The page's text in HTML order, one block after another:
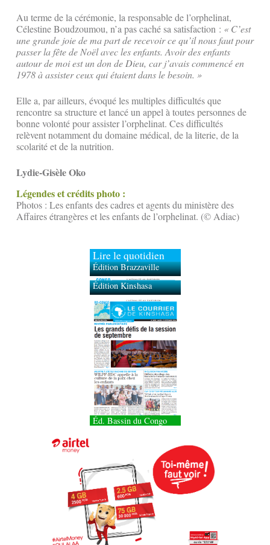
Au terme de la cérémonie, la responsable de l’orphelinat,
Célestine Boudzoumou, n’a pas caché sa satisfaction : « C’est
une grande joie de ma part de recevoir ce qu’il nous faut pour
passer la fête de Noël avec les enfants. Avoir des enfants
autour de moi est un don de Dieu, car j’avais commencé en
1978 à assister ceux qui étaient dans le besoin. »
Elle a, par ailleurs, évoqué les multiples difficultés que
rencontre sa structure et lancé un appel à toutes personnes de
bonne volonté pour assister l’orphelinat. Ces difficultés
relèvent notamment du domaine médical, de la literie, de la
scolarité et de la nutrition.
Lydie-Gisèle Oko
Légendes et crédits photo :
Photos : Les enfants des cadres et agents du ministère des
Affaires étrangères et les enfants de l’orphelinat. (© Adiac)
Lire le quotidien
Édition Brazzaville
Édition Kinshasa
Éd. Bassin du Congo